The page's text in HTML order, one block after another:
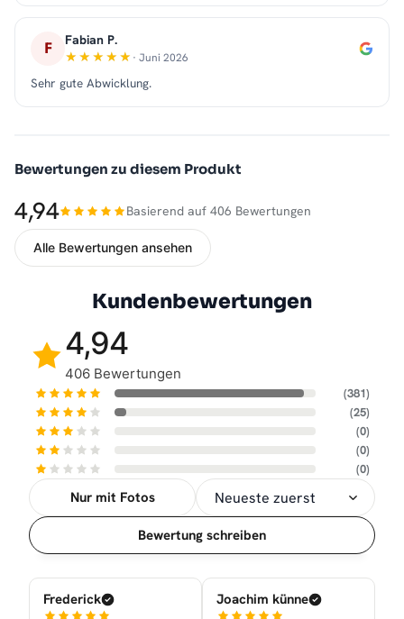
F Fabian P.
· Juni 2026
Sehr gute Abwicklung.
Bewertungen zu diesem Produkt
4,94 Basierend auf 406 Bewertungen
Alle Bewertungen ansehen
Kundenbewertungen
4,94
406 Bewertungen
(381)
(25)
(0)
(0)
(0)
Nur mit Fotos
Sortierung
Bewertung schreiben
Frederick
Joachim künne